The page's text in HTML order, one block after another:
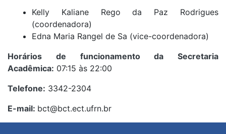
Kelly Kaliane Rego da Paz Rodrigues
(coordenadora)
Edna Maria Rangel de Sa (vice-coordenadora)
Horários de funcionamento da Secretaria
Acadêmica: 07:15 às 22:00
Telefone: 3342-2304
E-mail: bct@bct.ect.ufrn.br